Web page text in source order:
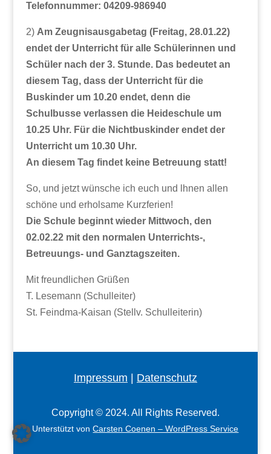
Telefonnummer: 04209-986940
2) Am Zeugnisausgabetag (Freitag, 28.01.22)
endet der Unterricht für alle Schülerinnen und
Schüler nach der 3. Stunde. Das bedeutet an
diesem Tag, dass der Unterricht für die
Buskinder um 10.20 endet, denn die
Schulbusse verlassen die Heideschule um
10.25 Uhr. Für die Nichtbuskinder endet der
Unterricht um 10.30 Uhr.
An diesem Tag findet keine Betreuung statt!
So, und jetzt wünsche ich euch und lhnen allen
schöne und erholsame Kurzferien!
Die Schule beginnt wieder Mittwoch, den
02.02.22 mit den normalen Unterrichts-,
Betreuungs- und Ganztagszeiten.
Mit freundlichen Grüßen
T. Lesemann (Schulleiter)
St. Feindma-Kaisan (Stellv. Schulleiterin)
Impressum Datenschutz
Copyright © 2024. All Rights Reserved.
Unterstützt vonCarsten Coenen – WordPress Service